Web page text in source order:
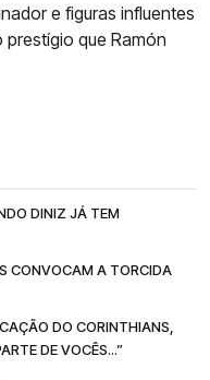
e figuras influentes
que Ramón
DINIZ JÁ TEM
CONVOCAM A TORCIDA
DO CORINTHIANS,
DE VOCÊS...”